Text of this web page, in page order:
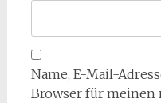
Name, E-Mail-
Browser für meinen